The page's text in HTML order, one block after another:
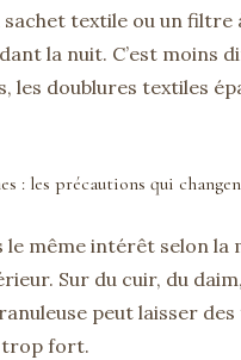
textile ou un
la nuit. C’est moins
les doublures textiles
: les précautions qui
le même intérêt selon
Sur du cuir, du
peut laisser
trop fort.